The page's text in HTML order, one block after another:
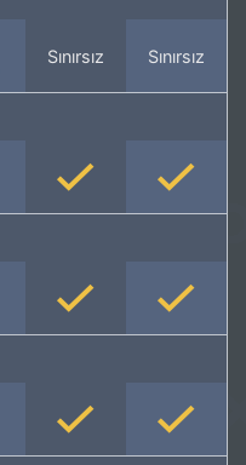
Sınırsız Sınırsız